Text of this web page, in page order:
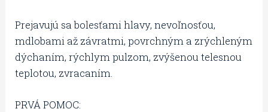
Prejavujú sa bolesťami hlavy, nevoľnosťou,
mdlobami až závratmi, povrchným a zrýchleným
dýchaním, rýchlym pulzom, zvýšenou telesnou
teplotou, zvracaním.
PRVÁ POMOC: